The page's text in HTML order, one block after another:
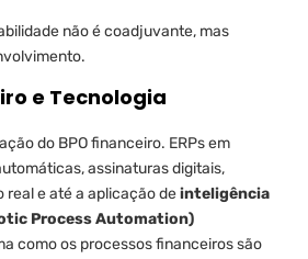
não é coadjuvante, mas
e Tecnologia
do BPO financeiro. ERPs em
assinaturas digitais,
real e até a aplicação deinteligência
Process Automation)
como os processos financeiros são